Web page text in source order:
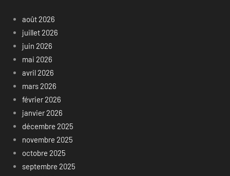
août 2026
juillet 2026
juin 2026
mai 2026
avril 2026
mars 2026
février 2026
janvier 2026
décembre 2025
novembre 2025
octobre 2025
septembre 2025